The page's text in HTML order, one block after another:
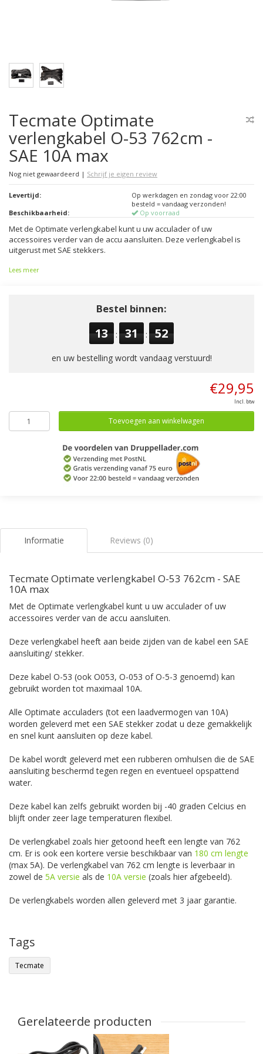
Tecmate Optimate
verlengkabel O-53 762cm -
SAE 10A max
Nog niet gewaardeerd | Schrijf je eigen review
Levertijd:
Op werkdagen en zondag voor 22:00
besteld = vandaag verzonden!
Beschikbaarheid:
Op voorraad
Met de Optimate verlengkabel kunt u uw acculader of uw
accessoires verder van de accu aansluiten. Deze verlengkabel is
uitgerust met SAE stekkers.
Lees meer
Bestel binnen:
13 : 31 : 52
en uw bestelling wordt vandaag verstuurd!
€29,95
Incl. btw
Toevoegen aan winkelwagen
Informatie Reviews (0)
Tecmate Optimate verlengkabel O-53 762cm - SAE
10A max
Met de Optimate verlengkabel kunt u uw acculader of uw
accessoires verder van de accu aansluiten.
Deze verlengkabel heeft aan beide zijden van de kabel een SAE
aansluiting/ stekker.
Deze kabel O-53 (ook O053, O-053 of O-5-3 genoemd) kan
gebruikt worden tot maximaal 10A.
Alle Optimate acculaders (tot een laadvermogen van 10A)
worden geleverd met een SAE stekker zodat u deze gemakkelijk
en snel kunt aansluiten op deze kabel.
De kabel wordt geleverd met een rubberen omhulsen die de SAE
aansluiting beschermd tegen regen en eventueel opspattend
water.
Deze kabel kan zelfs gebruikt worden bij -40 graden Celcius en
blijft onder zeer lage temperaturen flexibel.
De verlengkabel zoals hier getoond heeft een lengte van 762
cm. Er is ook een kortere versie beschikbaar van 180 cm lengte
(max 5A). De verlengkabel van 762 cm lengte is leverbaar in
zowel de 5A versie als de 10A versie (zoals hier afgebeeld).
De verlengkabels worden allen geleverd met 3 jaar garantie.
Tags
Tecmate
Gerelateerde producten